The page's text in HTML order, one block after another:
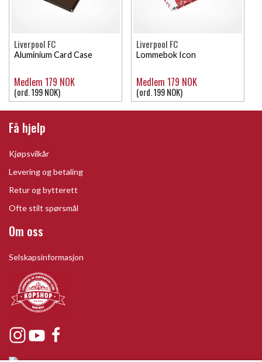
Liverpool FC
Aluminium Card Case
Medlem 179 NOK
(ord. 199 NOK)
Liverpool FC
Lommebok Icon
Medlem 179 NOK
(ord. 199 NOK)
Få hjelp
Kjøpsvilkår
Levering og betaling
Retur og bytterett
Ofte stilt spørsmål
Om oss
Selskapsinformasjon